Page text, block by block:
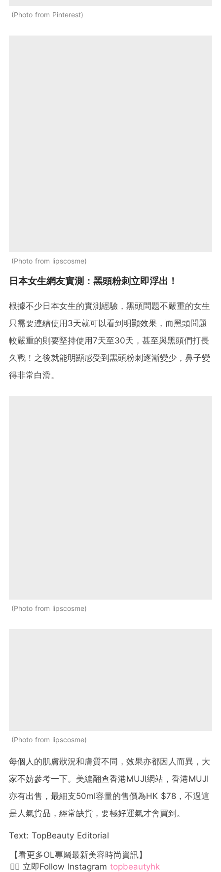
Photo from Pinterest
Photo from lipscosme
日本女生網友實測：黑頭粉刺立即浮出！
根據不少日本女生的實測經驗，黑頭問題不嚴重的女生
只需要連續使用3天就可以看到明顯效果，而黑頭問題
較嚴重的則要堅持使用7天至30天，甚至與黑頭們打長
久戰！之後就能明顯感受到黑頭粉刺逐漸變少，鼻子變
得非常白滑。
Photo from lipscosme
Photo from lipscosme
每個人的肌膚狀況和膚質不同，效果亦都因人而異，大
家不妨參考一下。美編翻查香港MUJI網站，香港MUJI
亦有出售，最細支50ml容量的售價為HK $78，不過這
是人氣貨品，經常缺貨，要極好運氣才會買到。
Text: TopBeauty Editorial
【看更多OL專屬最新美容時尚資訊】
👉🏻 立即Follow Instagram topbeautyhk